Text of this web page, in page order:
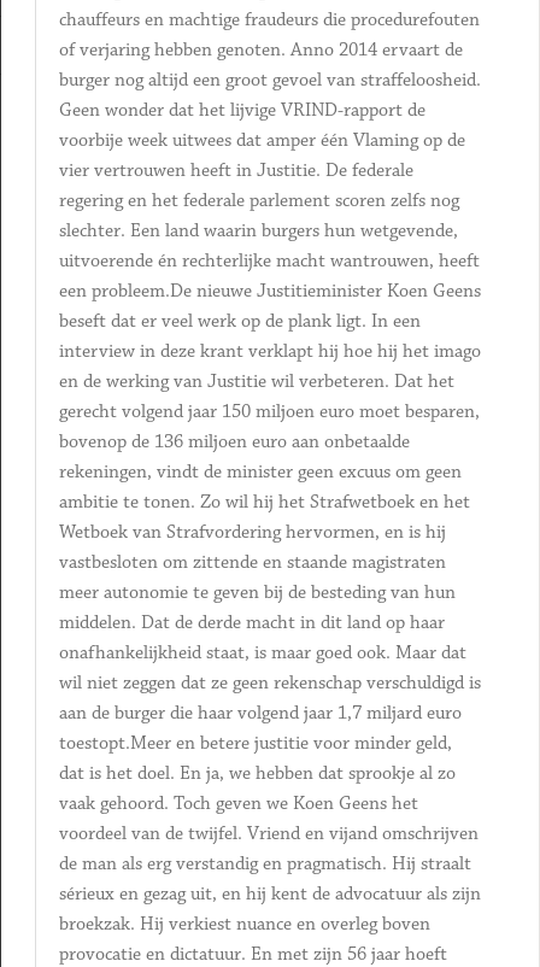
chauffeurs en machtige fraudeurs die procedurefouten
of verjaring hebben genoten. Anno 2014 ervaart de
burger nog altijd een groot gevoel van straffeloosheid.
Geen wonder dat het lijvige VRIND-rapport de
voorbije week uitwees dat amper één Vlaming op de
vier vertrouwen heeft in Justitie. De federale
regering en het federale parlement scoren zelfs nog
slechter. Een land waarin burgers hun wetgevende,
uitvoerende én rechterlijke macht wantrouwen, heeft
een probleem.De nieuwe Justitieminister Koen Geens
beseft dat er veel werk op de plank ligt. In een
interview in deze krant verklapt hij hoe hij het imago
en de werking van Justitie wil verbeteren. Dat het
gerecht volgend jaar 150 miljoen euro moet besparen,
bovenop de 136 miljoen euro aan onbetaalde
rekeningen, vindt de minister geen excuus om geen
ambitie te tonen. Zo wil hij het Strafwetboek en het
Wetboek van Strafvordering hervormen, en is hij
vastbesloten om zittende en staande magistraten
meer autonomie te geven bij de besteding van hun
middelen. Dat de derde macht in dit land op haar
onafhankelijkheid staat, is maar goed ook. Maar dat
wil niet zeggen dat ze geen rekenschap verschuldigd is
aan de burger die haar volgend jaar 1,7 miljard euro
toestopt.Meer en betere justitie voor minder geld,
dat is het doel. En ja, we hebben dat sprookje al zo
vaak gehoord. Toch geven we Koen Geens het
voordeel van de twijfel. Vriend en vijand omschrijven
de man als erg verstandig en pragmatisch. Hij straalt
sérieux en gezag uit, en hij kent de advocatuur als zijn
broekzak. Hij verkiest nuance en overleg boven
provocatie en dictatuur. En met zijn 56 jaar hoeft